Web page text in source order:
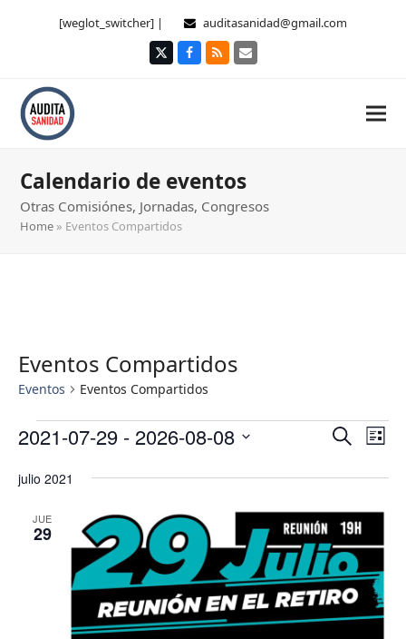
[weglot_switcher] | auditasanidad@gmail.com
TwitterFacebook
RSS Correo
Calendario de eventos
Otras Comisiónes, Jornadas, Congresos
Home » Eventos Compartidos
Eventos Compartidos
Eventos Eventos Compartidos
Eventos
y
vistas
de
Eventos
Buscar
Lista
2021-07-29 - 2026-08-08
la
julio 2021
JUE
29